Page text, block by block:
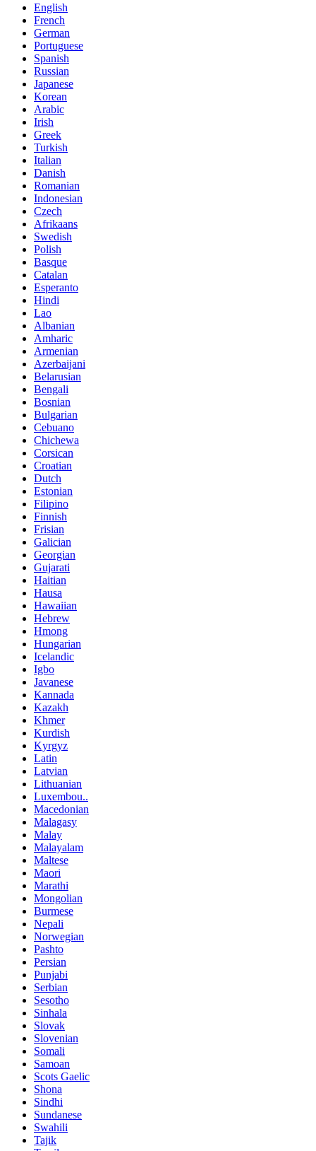
English
French
German
Portuguese
Spanish
Russian
Japanese
Korean
Arabic
Irish
Greek
Turkish
Italian
Danish
Romanian
Indonesian
Czech
Afrikaans
Swedish
Polish
Basque
Catalan
Esperanto
Hindi
Lao
Albanian
Amharic
Armenian
Azerbaijani
Belarusian
Bengali
Bosnian
Bulgarian
Cebuano
Chichewa
Corsican
Croatian
Dutch
Estonian
Filipino
Finnish
Frisian
Galician
Georgian
Gujarati
Haitian
Hausa
Hawaiian
Hebrew
Hmong
Hungarian
Icelandic
Igbo
Javanese
Kannada
Kazakh
Khmer
Kurdish
Kyrgyz
Latin
Latvian
Lithuanian
Luxembou..
Macedonian
Malagasy
Malay
Malayalam
Maltese
Maori
Marathi
Mongolian
Burmese
Nepali
Norwegian
Pashto
Persian
Punjabi
Serbian
Sesotho
Sinhala
Slovak
Slovenian
Somali
Samoan
Scots Gaelic
Shona
Sindhi
Sundanese
Swahili
Tajik